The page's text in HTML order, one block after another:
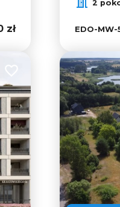
zł
2
EDO-
Dodaj do ulubionych